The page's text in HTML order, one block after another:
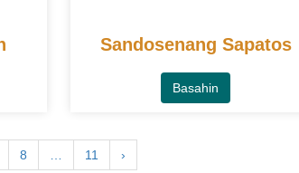
Sandosenang Sapatos
Basahin
8 11 ›